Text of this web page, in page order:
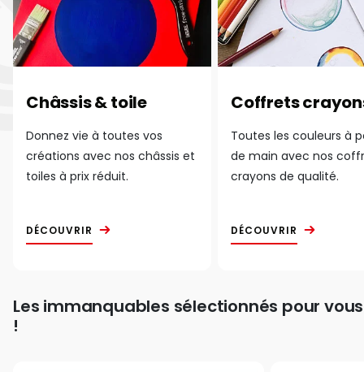
Châssis & toile
Donnez vie à toutes vos
créations avec nos châssis et
toiles à prix réduit.
DÉCOUVRIR
Coffrets
Toutes les couleurs à
de main avec nos
crayons de qualité.
DÉCOUVRIR
Les immanquables sélectionnés pour vous
!